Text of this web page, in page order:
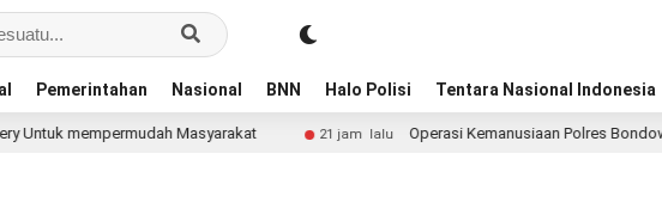
Pemerintahan Nasional BNN Halo Polisi Tentara Nasional Indonesia
Masyarakat 21 jam lalu Operasi Kemanusiaan Polres Bondowoso